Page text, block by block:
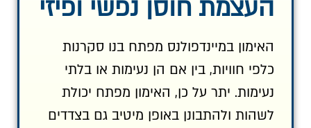
העצמת חוסן נפשי ופיזי
האימון במיינדפולנס מפתח בנו סקרנות
כלפי חוויות, בין אם הן נעימות או בלתי
נעימות. יתר על כן, האימון מפתח יכולת
לשהות ולהתבונן באופן מיטיב גם בצדדים